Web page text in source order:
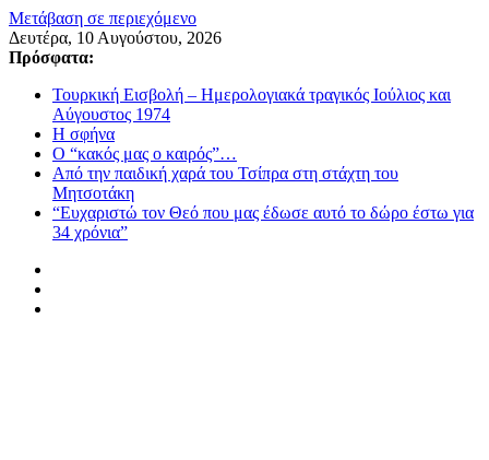
Μετάβαση σε περιεχόμενο
Δευτέρα, 10 Αυγούστου, 2026
Πρόσφατα:
Τουρκική Εισβολή – Ημερολογιακά τραγικός Ιούλιος και
Αύγουστος 1974
Η σφήνα
Ο “κακός μας ο καιρός”…
Από την παιδική χαρά του Τσίπρα στη στάχτη του
Μητσοτάκη
“Ευχαριστώ τον Θεό που μας έδωσε αυτό το δώρο έστω για
34 χρόνια”